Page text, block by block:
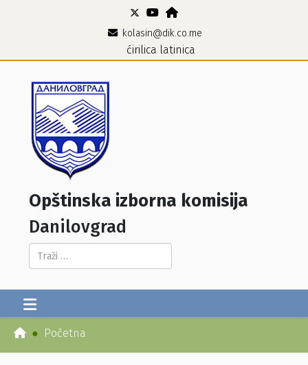
kolasin@dik.co.me
ćirilica latinica
Opštinska izborna komisija
Danilovgrad
Pretraga...
Početna